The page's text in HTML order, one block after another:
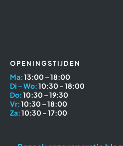
OPENINGSTIJDEN
Ma:13:00 – 18:00
Di – Wo:10:30 – 18:00
Do:10:30 – 19:30
Vr:10:30 – 18:00
Za:10:30 – 17:00